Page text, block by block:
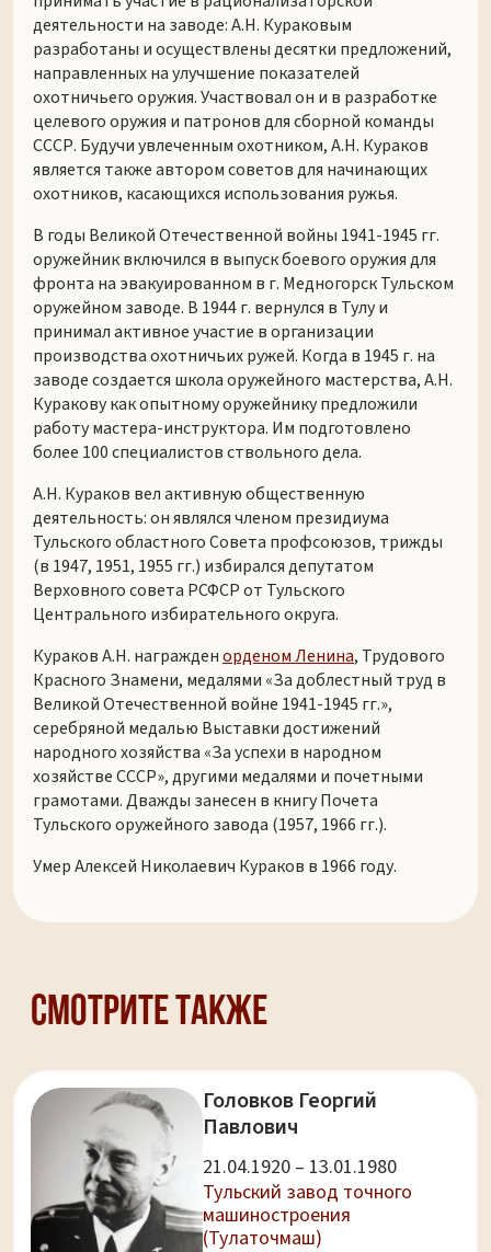
деятельности на заводе: А.Н. Кураковым
разработаны и осуществлены десятки предложений,
направленных на улучшение показателей
охотничьего оружия. Участвовал он и в разработке
целевого оружия и патронов для сборной команды
СССР. Будучи увлеченным охотником, А.Н. Кураков
является также автором советов для начинающих
охотников, касающихся использования ружья.
В годы Великой Отечественной войны 1941-1945 гг.
оружейник включился в выпуск боевого оружия для
фронта на эвакуированном в г. Медногорск Тульском
оружейном заводе. В 1944 г. вернулся в Тулу и
принимал активное участие в организации
производства охотничьих ружей. Когда в 1945 г. на
заводе создается школа оружейного мастерства, А.Н.
Куракову как опытному оружейнику предложили
работу мастера-инструктора. Им подготовлено
более 100 специалистов ствольного дела.
А.Н. Кураков вел активную общественную
деятельность: он являлся членом президиума
Тульского областного Совета профсоюзов, трижды
(в 1947, 1951, 1955 гг.) избирался депутатом
Верховного совета РСФСР от Тульского
Центрального избирательного округа.
Кураков А.Н. награжденорденом Ленина, Трудового
Красного Знамени, медалями «За доблестный труд в
Великой Отечественной войне 1941-1945 гг.»,
серебряной медалью Выставки достижений
народного хозяйства «За успехи в народном
хозяйстве СССР», другими медалями и почетными
грамотами. Дважды занесен в книгу Почета
Тульского оружейного завода (1957, 1966 гг.).
Умер Алексей Николаевич Кураков в 1966 году.
Смотрите также
Головков Георгий
Павлович
21.04.1920 – 13.01.1980
Тульский завод точного
машиностроения
(Тулаточмаш)